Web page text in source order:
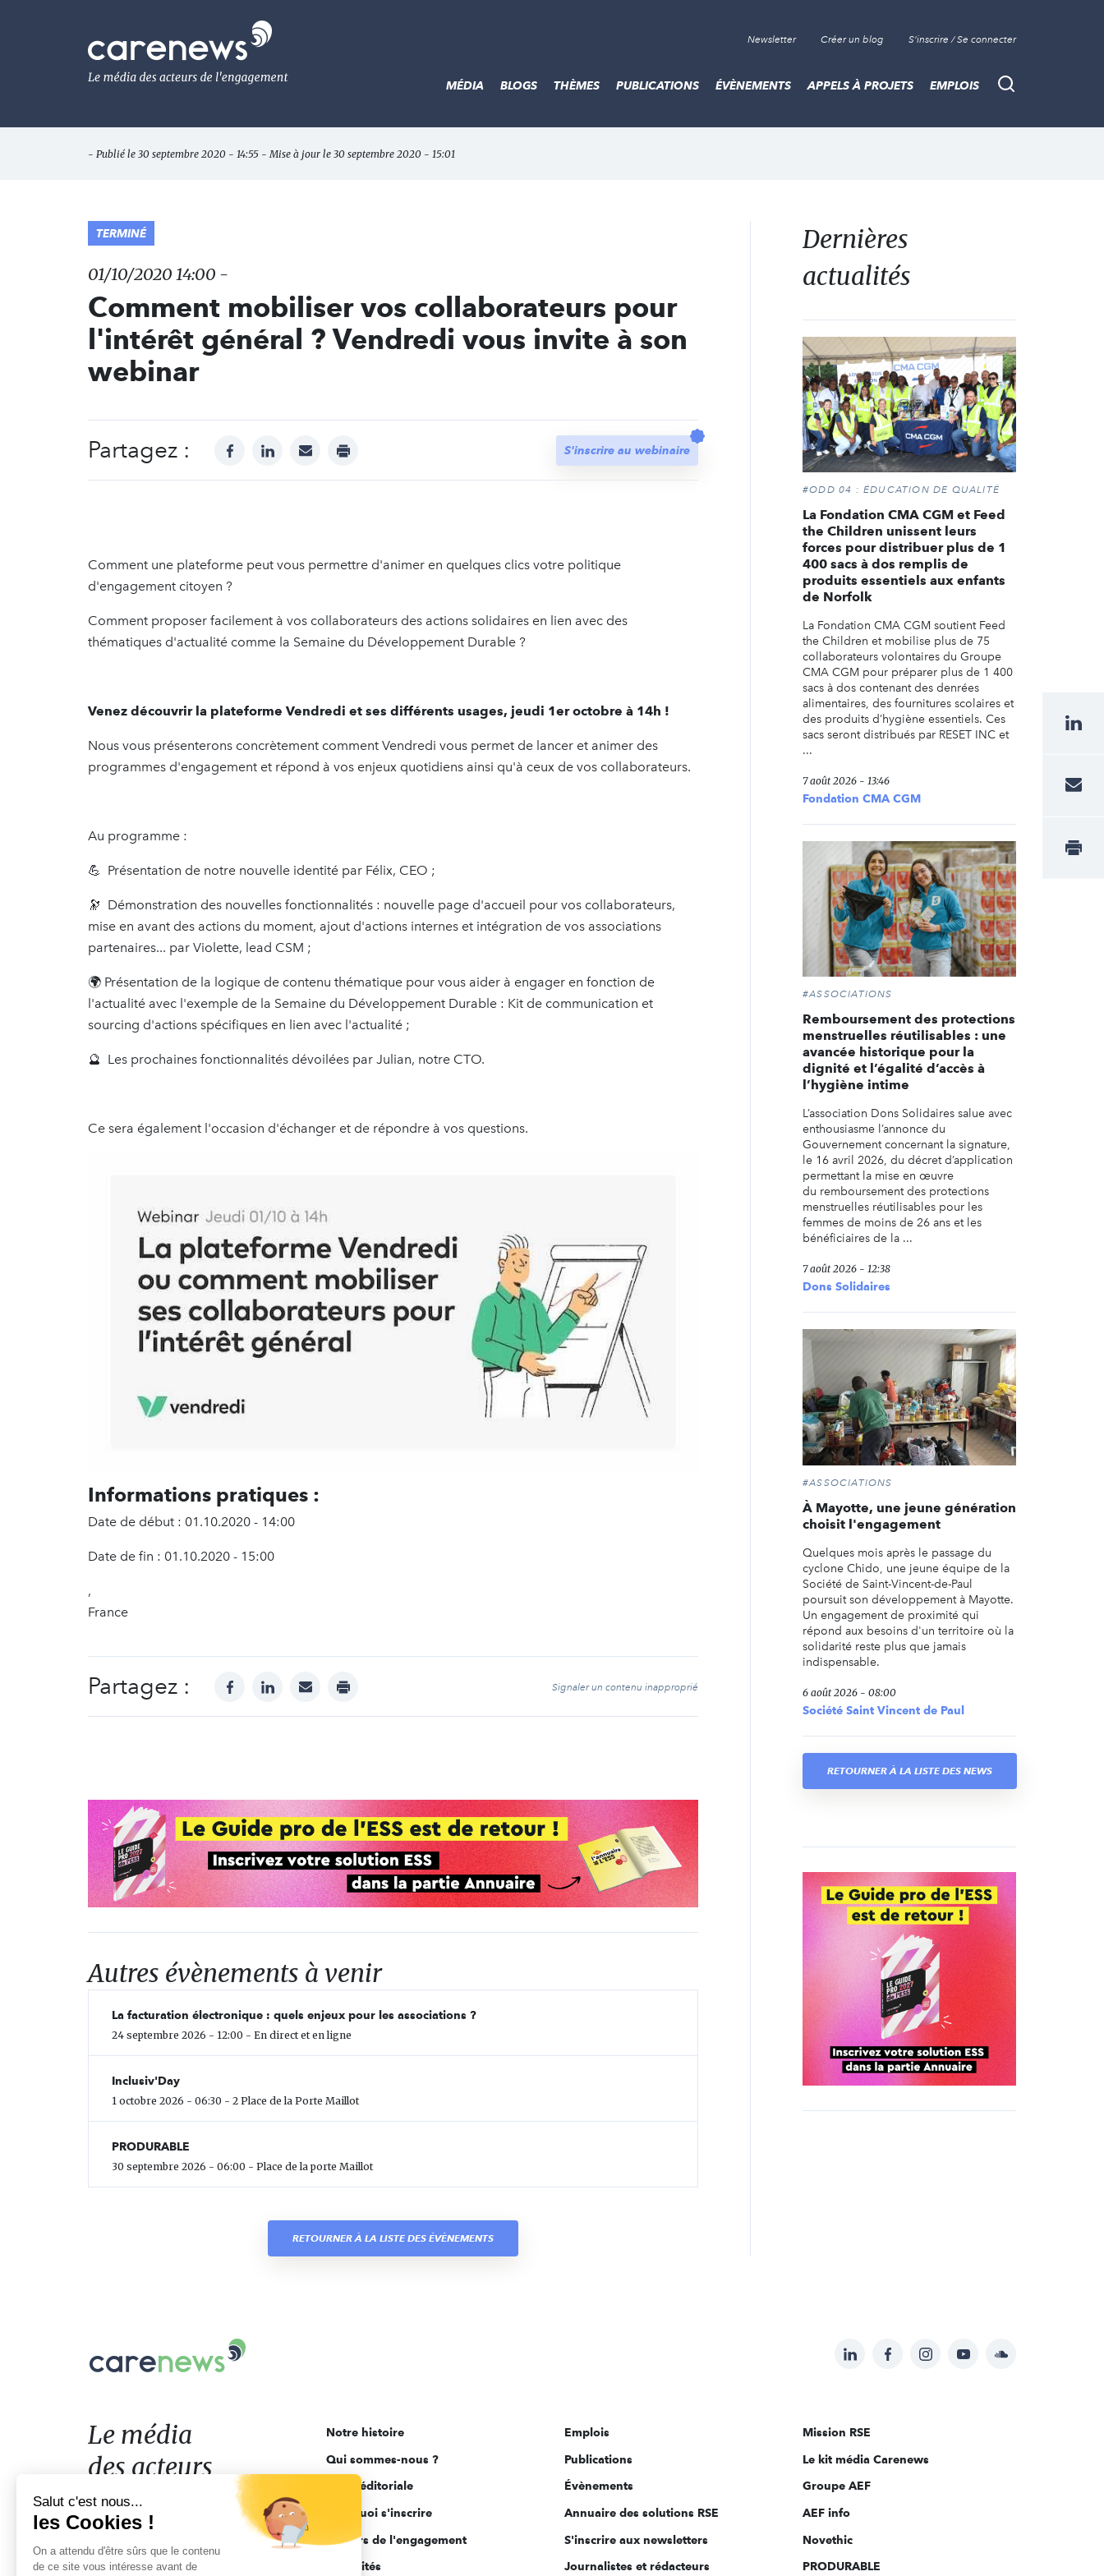
Le
média
de
l'engagement
Newsletter Créer un blog S'inscrire / Se connecter
Recherche
MÉDIA BLOGS THÈMES PUBLICATIONS ÉVÈNEMENTS APPELS À PROJETS EMPLOIS
- Publié le 30 septembre 2020 - 14:55 - Mise à jour le 30 septembre 2020 - 15:01
TERMINÉ
01/10/2020 14:00 -
Comment mobiliser vos collaborateurs pour
l'intérêt général ? Vendredi vous invite à son
webinar
Partagez : facebooklinkedinmail print S'inscrire au webinaire
Comment une plateforme peut vous permettre d'animer en quelques clics votre politique
d'engagement citoyen ?
Comment proposer facilement à vos collaborateurs des actions solidaires en lien avec des
thématiques d'actualité comme la Semaine du Développement Durable ?
Venez découvrir la plateforme Vendredi et ses différents usages, jeudi 1er octobre à 14h !
Nous vous présenterons concrètement comment Vendredi vous permet de lancer et animer des
programmes d'engagement et répond à vos enjeux quotidiens ainsi qu'à ceux de vos collaborateurs.
Au programme :
💪 Présentation de notre nouvelle identité par Félix, CEO ;
🔭 Démonstration des nouvelles fonctionnalités : nouvelle page d'accueil pour vos collaborateurs,
mise en avant des actions du moment, ajout d'actions internes et intégration de vos associations
partenaires... par Violette, lead CSM ;
🌍 Présentation de la logique de contenu thématique pour vous aider à engager en fonction de
l'actualité avec l'exemple de la Semaine du Développement Durable : Kit de communication et
sourcing d'actions spécifiques en lien avec l'actualité ;
🔮 Les prochaines fonctionnalités dévoilées par Julian, notre CTO.
Ce sera également l'occasion d'échanger et de répondre à vos questions.
Informations pratiques :
Date de début : 01.10.2020 - 14:00
Date de fin : 01.10.2020 - 15:00
,
France
Partagez : facebooklinkedinmail print Signaler un contenu inapproprié
Autres évènements à venir
La facturation électronique : quels enjeux pour les associations ?
24 septembre 2026 - 12:00 - En direct et en ligne
Inclusiv'Day
1 octobre 2026 - 06:30 - 2 Place de la Porte Maillot
PRODURABLE
30 septembre 2026 - 06:00 - Place de la porte Maillot
RETOURNER À LA LISTE DES ÉVÈNEMENTS
Dernières
actualités
#ODD 04 : ÉDUCATION DE QUALITÉ
La Fondation CMA CGM et Feed
the Children unissent leurs
forces pour distribuer plus de 1
400 sacs à dos remplis de
produits essentiels aux enfants
de Norfolk
La Fondation CMA CGM soutient Feed
the Children et mobilise plus de 75
collaborateurs volontaires du Groupe
CMA CGM pour préparer plus de 1 400
sacs à dos contenant des denrées
alimentaires, des fournitures scolaires et
des produits d’hygiène essentiels. Ces
sacs seront distribués par RESET INC et
...
7 août 2026 - 13:46
Fondation CMA CGM
#ASSOCIATIONS
Remboursement des protections
menstruelles réutilisables : une
avancée historique pour la
dignité et l’égalité d’accès à
l’hygiène intime
L’association Dons Solidaires salue avec
enthousiasme l’annonce du
Gouvernement concernant la signature,
le 16 avril 2026, du décret d’application
permettant la mise en œuvre
du remboursement des protections
menstruelles réutilisables pour les
femmes de moins de 26 ans et les
bénéficiaires de la ...
7 août 2026 - 12:38
Dons Solidaires
#ASSOCIATIONS
À Mayotte, une jeune génération
choisit l'engagement
Quelques mois après le passage du
cyclone Chido, une jeune équipe de la
Société de Saint-Vincent-de-Paul
poursuit son développement à Mayotte.
Un engagement de proximité qui
répond aux besoins d'un territoire où la
solidarité reste plus que jamais
indispensable.
6 août 2026 - 08:00
Société Saint Vincent de Paul
RETOURNER À LA LISTE DES NEWS
Suivez-
sur:
LinkedInFacebookInstagramYouTubeSoundcloud
Le
acteurs
de
l'engagement
Le média
des acteurs
de l'engagement
Notre histoire
Qui sommes-nous ?
Ligne éditoriale
Pourquoi s'inscrire
Acteurs de l'engagement
Actualités
Emplois
Publications
Évènements
Annuaire des solutions RSE
S'inscrire aux newsletters
Journalistes et rédacteurs
Mission RSE
Le kit média Carenews
Groupe AEF
AEF info
Novethic
PRODURABLE
Salut c'est nous...
les Cookies !
On a attendu d'être sûrs que le contenu
de ce site vous intéresse avant de